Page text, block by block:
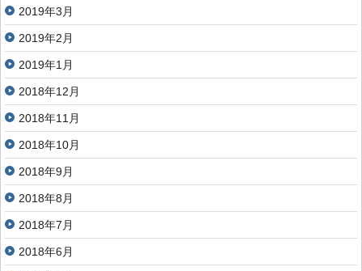
2019年3月
2019年2月
2019年1月
2018年12月
2018年11月
2018年10月
2018年9月
2018年8月
2018年7月
2018年6月